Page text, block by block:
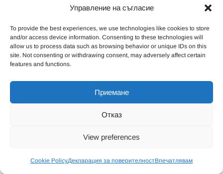
Управление на съгласие
To provide the best experiences, we use technologies like cookies to store
and/or access device information. Consenting to these technologies will
allow us to process data such as browsing behavior or unique IDs on this
site. Not consenting or withdrawing consent, may adversely affect certain
features and functions.
Приемане
Отказ
View preferences
Cookie PolicyДекларация за поверителностВпечатлявам
Proudly powered by WordPress |Theme: FreeNews
Общи условия